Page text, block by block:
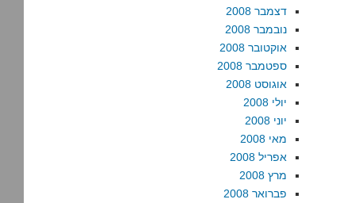
דצמבר 2008
נובמבר 2008
אוקטובר 2008
ספטמבר 2008
אוגוסט 2008
יולי 2008
יוני 2008
מאי 2008
אפריל 2008
מרץ 2008
פברואר 2008